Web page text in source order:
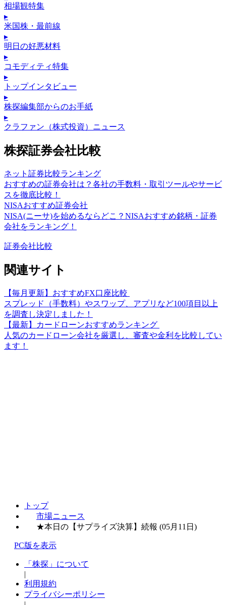
相場観特集
▸
米国株・最前線
▸
明日の好悪材料
▸
コモディティ特集
▸
トップインタビュー
▸
株探編集部からのお手紙
▸
クラファン（株式投資）ニュース
株探証券会社比較
ネット証券比較ランキング
おすすめの証券会社は？各社の手数料・取引ツールやサービ
スを徹底比較！
NISAおすすめ証券会社
NISA(ニーサ)を始めるならどこ？NISAおすすめ銘柄・証券
会社をランキング！
証券会社比較
関連サイト
【毎月更新】おすすめFX口座比較
スプレッド（手数料）やスワップ、アプリなど100項目以上
を調査し決定しました！
【最新】カードローンおすすめランキング
人気のカードローン会社を厳選し、審査や金利を比較してい
ます！
トップ
市場ニュース
★本日の【サプライズ決算】続報 (05月11日)
PC版を表示
「株探」について
|
利用規約
プライバシーポリシー